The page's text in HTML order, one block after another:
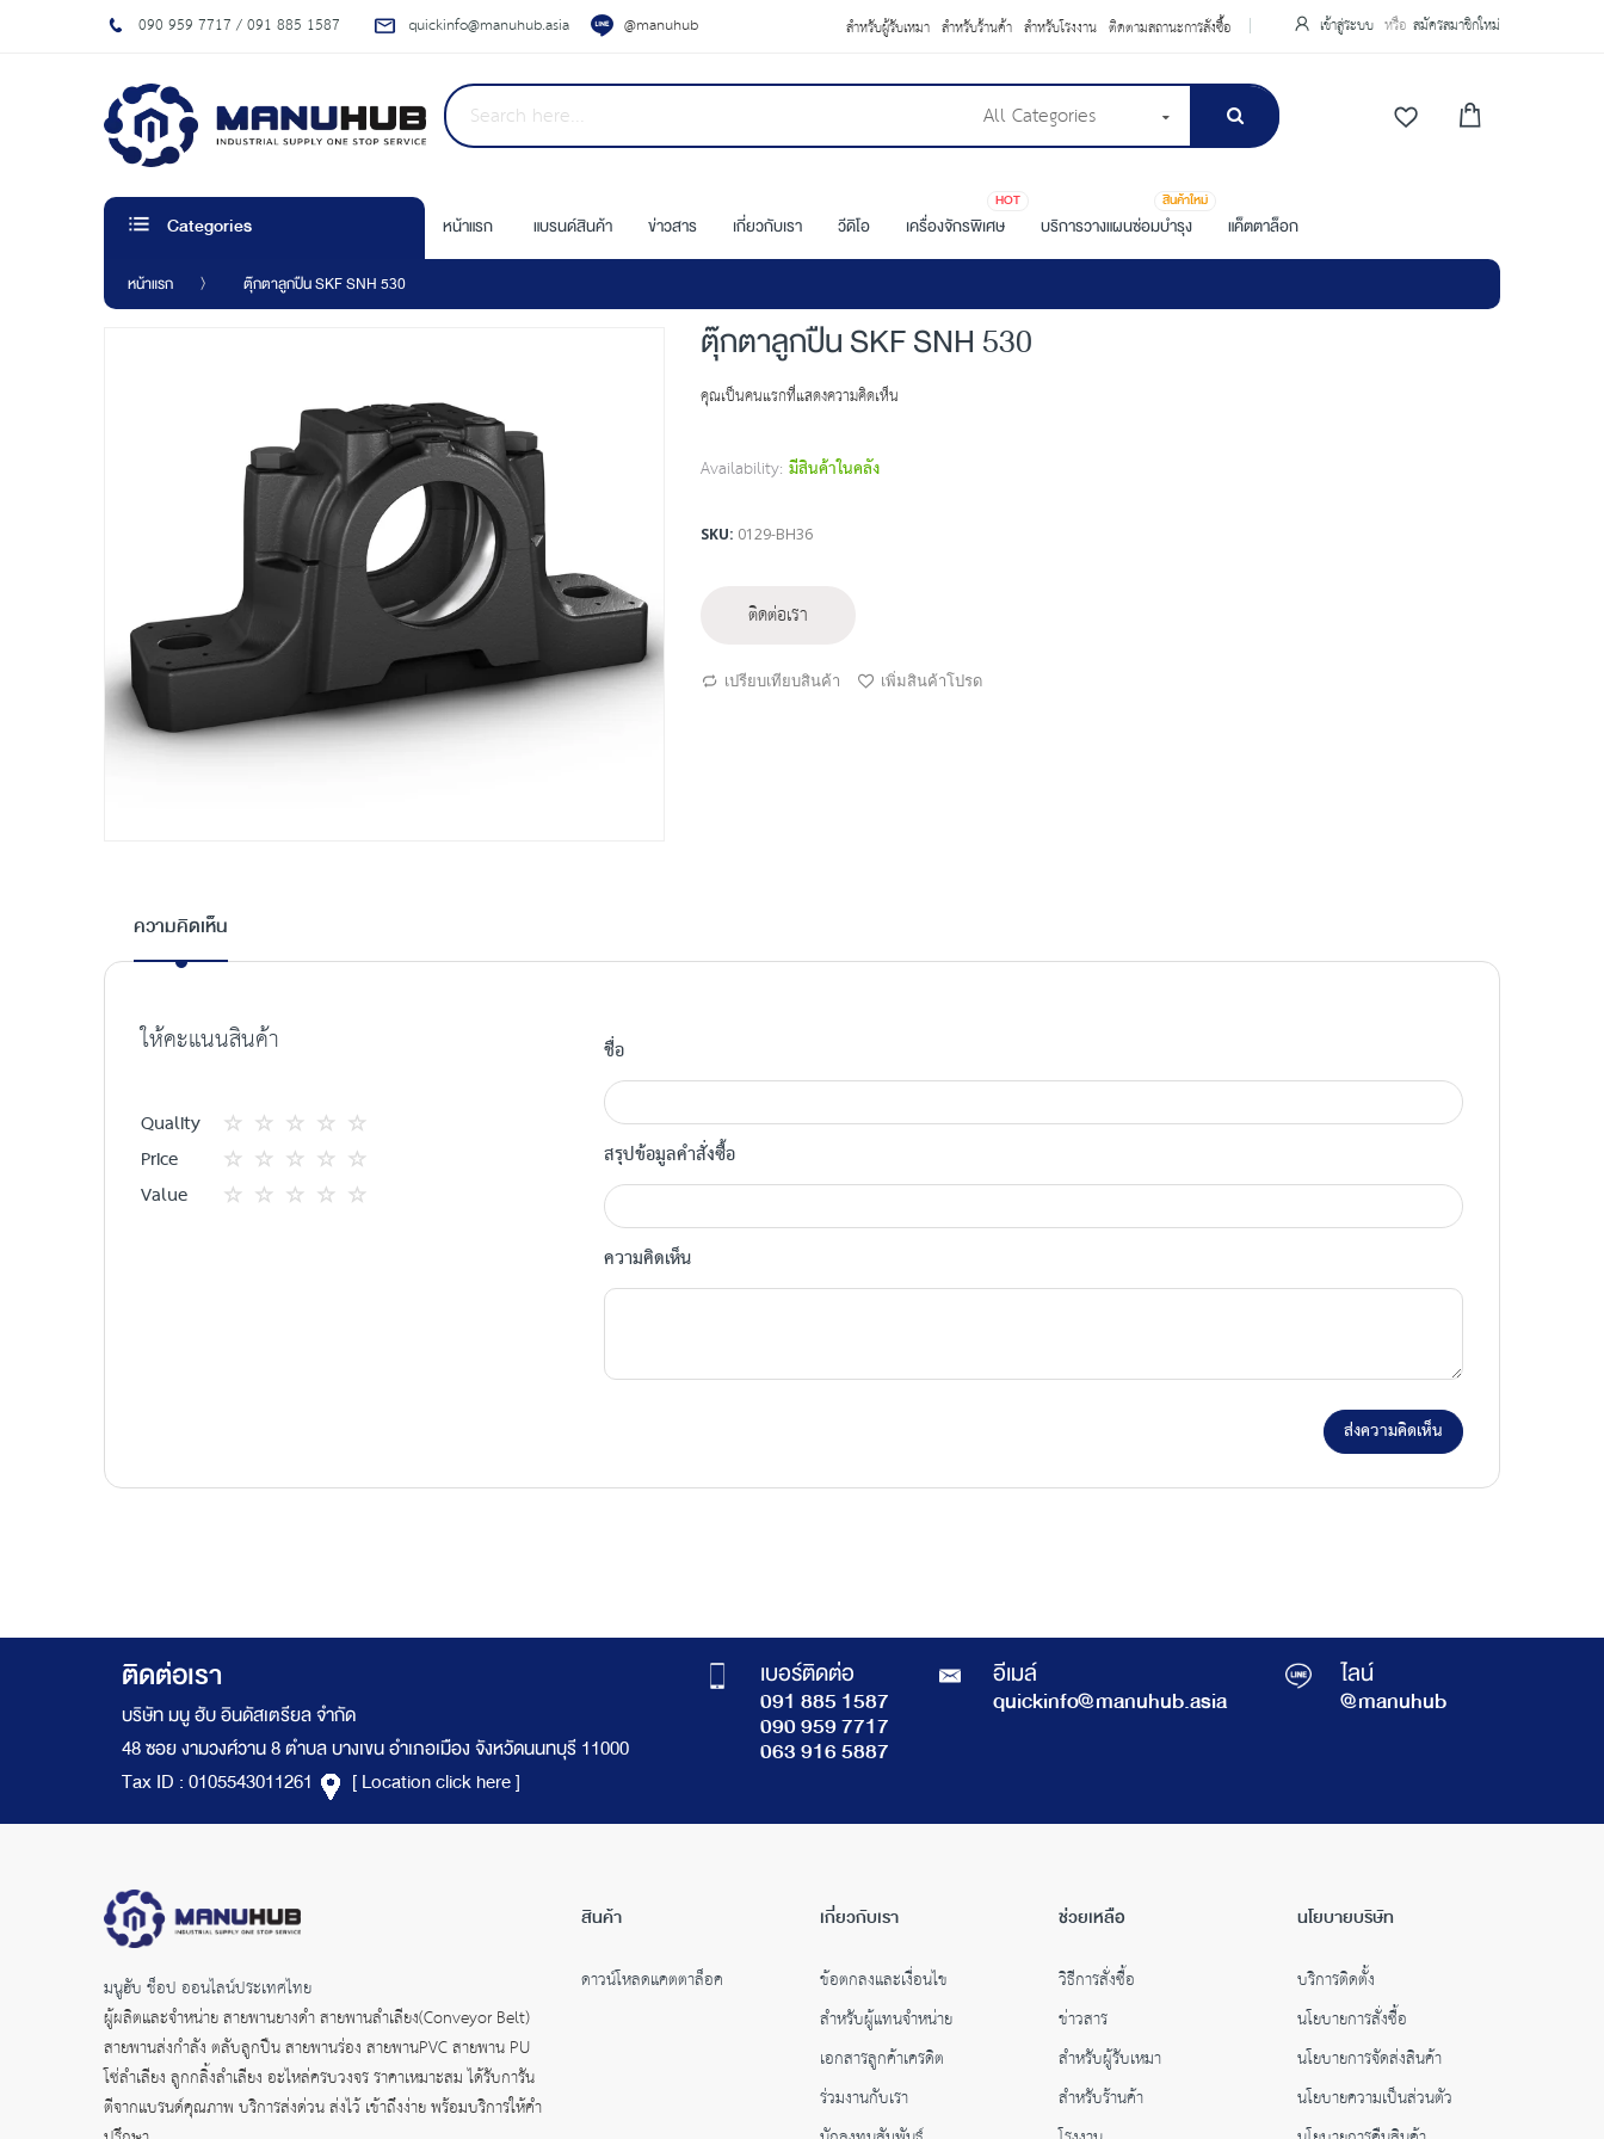
090 959 7717 / 091 885 1587 quickinfo@manuhub.asia @manuhub สำหรับผู้รับเหมา สำหรับร้านค้า สำหรับโรงงาน ติดตามสถานะการสั่งซื้อ เข้าสู่ระบบ สมัครสมาชิกใหม่
All Categories
Categories หน้าแรก แบรนด์สินค้า ข่าวสาร เกี่ยวกับเรา วีดิโอ เครื่องจักรพิเศษ
HOT
บริการวางแผนซ่อมบำรุง
สินค้าใหม่
แค็ตตาล็อก
หน้าแรก ตุ๊กตาลูกปืน SKF SNH 530
beginning
of
images
gallery
ตุ๊กตาลูกปืน SKF SNH 530
คุณเป็นคนแรกที่แสดงความคิดเห็น
Availability: มีสินค้าในคลัง
SKU 0129-BH36
ติดต่อเรา
เปรียบเทียบสินค้า เพิ่มสินค้าโปรด
ความคิดเห็น
ให้คะแนนสินค้า
Quality
1
star
2
ดาว
3
ดาว
4
ดาว
5
ดาว
Price
1
2
3
4
5
Value
ชื่อ
สรุปข้อมูลคำสั่งซื้อ
ความคิดเห็น
ส่งความคิดเห็น
ติดต่อเรา
บริษัท มนู ฮับ อินดัสเตรียล จำกัด
48 ซอย งามวงศ์วาน 8 ตำบล บางเขน อำเภอเมือง จังหวัดนนทบุรี 11000
Tax ID : 0105543011261
[ Location click here ]
เบอร์ติดต่อ
091 885 1587
090 959 7717
063 916 5887
อีเมล์
quickinfo@manuhub.asia
ไลน์
@manuhub
มนูฮับ ช็อป ออนไลน์ประเทศไทย
ผู้ผลิตและจำหน่ายสายพานยางดำสายพานลำเลียง(Conveyor Belt)
สายพานส่งกำลังตลับลูกปืน สายพานร่อง สายพานPVC สายพาน PU
โซ่ลำเลียง ลูกกลิ้งลำเลียง อะไหล่ครบวงจร ราคาเหมาะสม ได้รับการัน
ตีจากแบรนด์คุณภาพ บริการส่งด่วน ส่งไว้ เข้าถึงง่าย พร้อมบริการให้คำ
สินค้า
ดาวน์โหลดแคตตาล็อค
เกี่ยวกับเรา
ข้อตกลงและเงื่อนไข
สำหรับผู้แทนจำหน่าย
เอกสารลูกค้าเครดิต
ร่วมงานกับเรา
ช่วยเหลือ
วิธีการสั่งซื้อ
ข่าวสาร
สำหรับผู้รับเหมา
สำหรับร้านค้า
นโยบายบริษัท
บริการติดตั้ง
นโยบายการสั่งซื้อ
นโยบายการจัดส่งสินค้า
นโยบายความเป็นส่วนตัว